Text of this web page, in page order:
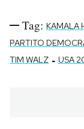
Tag: KAMALA
PARTITO
TIM WALZ - USA